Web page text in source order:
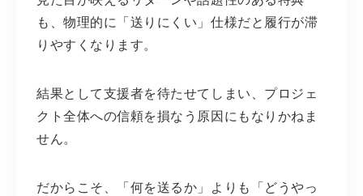
も、物理的に「送りにくい」仕様だと履行が滞
りやすくなります。
結果として支援者を待たせてしまい、プロジェ
クト全体への信頼を損なう原因にもなりかねま
せん。
だからこそ、「何を送るか」よりも「どうやっ